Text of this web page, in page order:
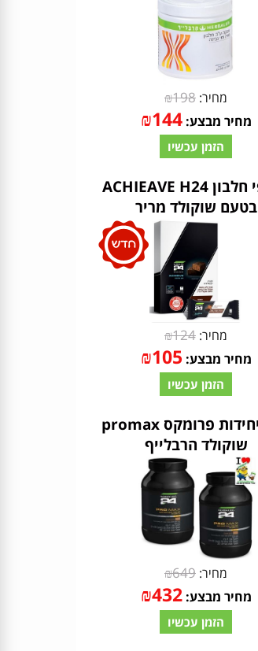
מחיר: ₪198
מחיר מבצע: ₪144
הזמן עכשיו
חטיפי חלבון ACHIEAVE H24
בטעם שוקולד מריר
מחיר: ₪124
מחיר מבצע: ₪105
הזמן עכשיו
שתי יחידות פרומקס promax
שוקולד הרבלייף
מחיר: ₪649
מחיר מבצע: ₪432
הזמן עכשיו